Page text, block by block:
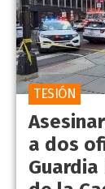
a dos
TESIÓN